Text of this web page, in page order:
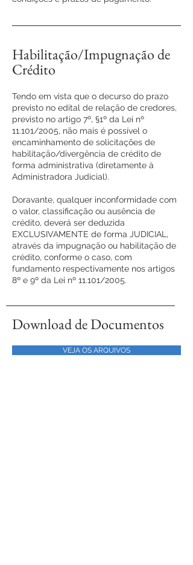
Habilitação/Impugnação de
Crédito
Tendo em vista que o decurso do prazo
previsto no edital de relação de credores,
previsto no artigo 7º, §1º da Lei nº
11.101/2005, não mais é possível o
encaminhamento de solicitações de
habilitação/divergência de crédito de
forma administrativa (diretamente à
Administradora Judicial).
Doravante, qualquer inconformidade com
o valor, classificação ou ausência de
crédito, deverá ser deduzida
EXCLUSIVAMENTE de forma JUDICIAL,
através da impugnação ou habilitação de
crédito, conforme o caso, com
fundamento respectivamente nos artigos
8º e 9º da Lei nº 11.101/2005.
Download de Documentos
VEJA OS ARQUIVOS